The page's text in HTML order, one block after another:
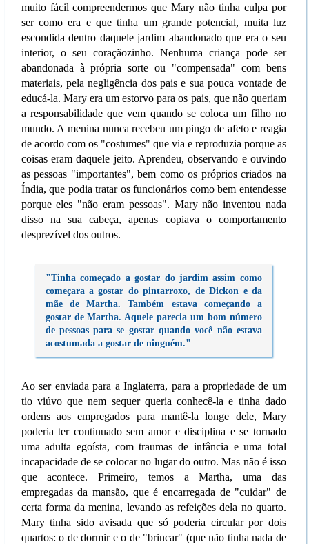
muito fácil compreendermos que Mary não tinha culpa por
ser como era e que tinha um grande potencial, muita luz
escondida dentro daquele jardim abandonado que era o seu
interior, o seu coraçãozinho. Nenhuma criança pode ser
abandonada à própria sorte ou "compensada" com bens
materiais, pela negligência dos pais e sua pouca vontade de
educá-la. Mary era um estorvo para os pais, que não queriam
a responsabilidade que vem quando se coloca um filho no
mundo. A menina nunca recebeu um pingo de afeto e reagia
de acordo com os "costumes" que via e reproduzia porque as
coisas eram daquele jeito. Aprendeu, observando e ouvindo
as pessoas "importantes", bem como os próprios criados na
Índia, que podia tratar os funcionários como bem entendesse
porque eles "não eram pessoas". Mary não inventou nada
disso na sua cabeça, apenas copiava o comportamento
desprezível dos outros.
"Tinha começado a gostar do jardim assim como
começara a gostar do pintarroxo, de Dickon e da
mãe de Martha. Também estava começando a
gostar de Martha. Aquele parecia um bom número
de pessoas para se gostar quando você não estava
acostumada a gostar de ninguém."
Ao ser enviada para a Inglaterra, para a propriedade de um
tio viúvo que nem sequer queria conhecê-la e tinha dado
ordens aos empregados para mantê-la longe dele, Mary
poderia ter continuado sem amor e disciplina e se tornado
uma adulta egoísta, com traumas de infância e uma total
incapacidade de se colocar no lugar do outro. Mas não é isso
que acontece. Primeiro, temos a Martha, uma das
empregadas da mansão, que é encarregada de "cuidar" de
certa forma da menina, levando as refeições dela no quarto.
Mary tinha sido avisada que só poderia circular por dois
quartos: o de dormir e o de "brincar" (que não tinha nada de